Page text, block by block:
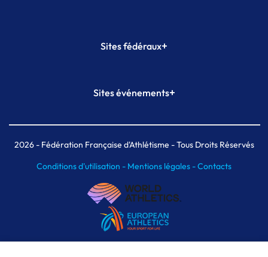
Sites fédéraux+
Plateforme Formation
Sites événements+
Meeting de Paris indoor
MAIF Ekiden de Paris
2026- Fédération Française d'Athlétisme - Tous Droits Réservés
Conditions d'utilisation - Mentions légales -Contacts